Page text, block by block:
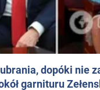
dopóki nie
garnituru